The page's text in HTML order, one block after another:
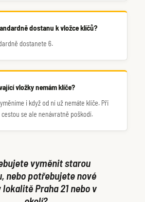
dostanu k vložce klíčů?
dostanete 6.
vložky nemám klíče?
i když od ní už nemáte klíče. Při
se ale nenávratně poškodí.
vyměnit starou
nebo potřebujete nové
Praha 21 nebo v